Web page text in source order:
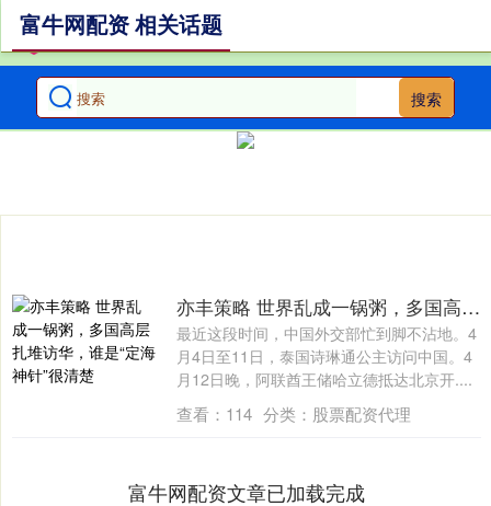
搜索
富牛网配资 相关话题
亦丰策略 世界乱成一锅粥，多国高层扎堆访华，谁是“定海神针”很清楚
最近这段时间，中国外交部忙到脚不沾地。4
月4日至11日，泰国诗琳通公主访问中国。4
月12日晚，阿联酋王储哈立德抵达北京开....
查看： 114 分类： 股票配资代理
富牛网配资文章已加载完成